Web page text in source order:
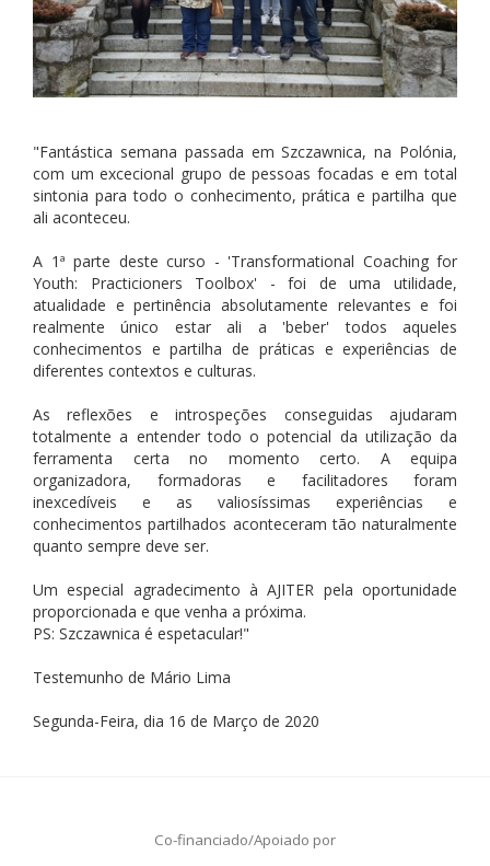
"Fantástica semana passada em Szczawnica, na Polónia,
com um excecional grupo de pessoas focadas e em total
sintonia para todo o conhecimento, prática e partilha que
ali aconteceu.
A 1ª parte deste curso - 'Transformational Coaching for
Youth: Practicioners Toolbox' - foi de uma utilidade,
atualidade e pertinência absolutamente relevantes e foi
realmente único estar ali a 'beber' todos aqueles
conhecimentos e partilha de práticas e experiências de
diferentes contextos e culturas.
As reflexões e introspeções conseguidas ajudaram
totalmente a entender todo o potencial da utilização da
ferramenta certa no momento certo. A equipa
organizadora, formadoras e facilitadores foram
inexcedíveis e as valiosíssimas experiências e
conhecimentos partilhados aconteceram tão naturalmente
quanto sempre deve ser.
Um especial agradecimento à AJITER pela oportunidade
proporcionada e que venha a próxima.
PS: Szczawnica é espetacular!"
Testemunho de Mário Lima
Segunda-Feira, dia 16 de Março de 2020
Co-financiado/Apoiado por